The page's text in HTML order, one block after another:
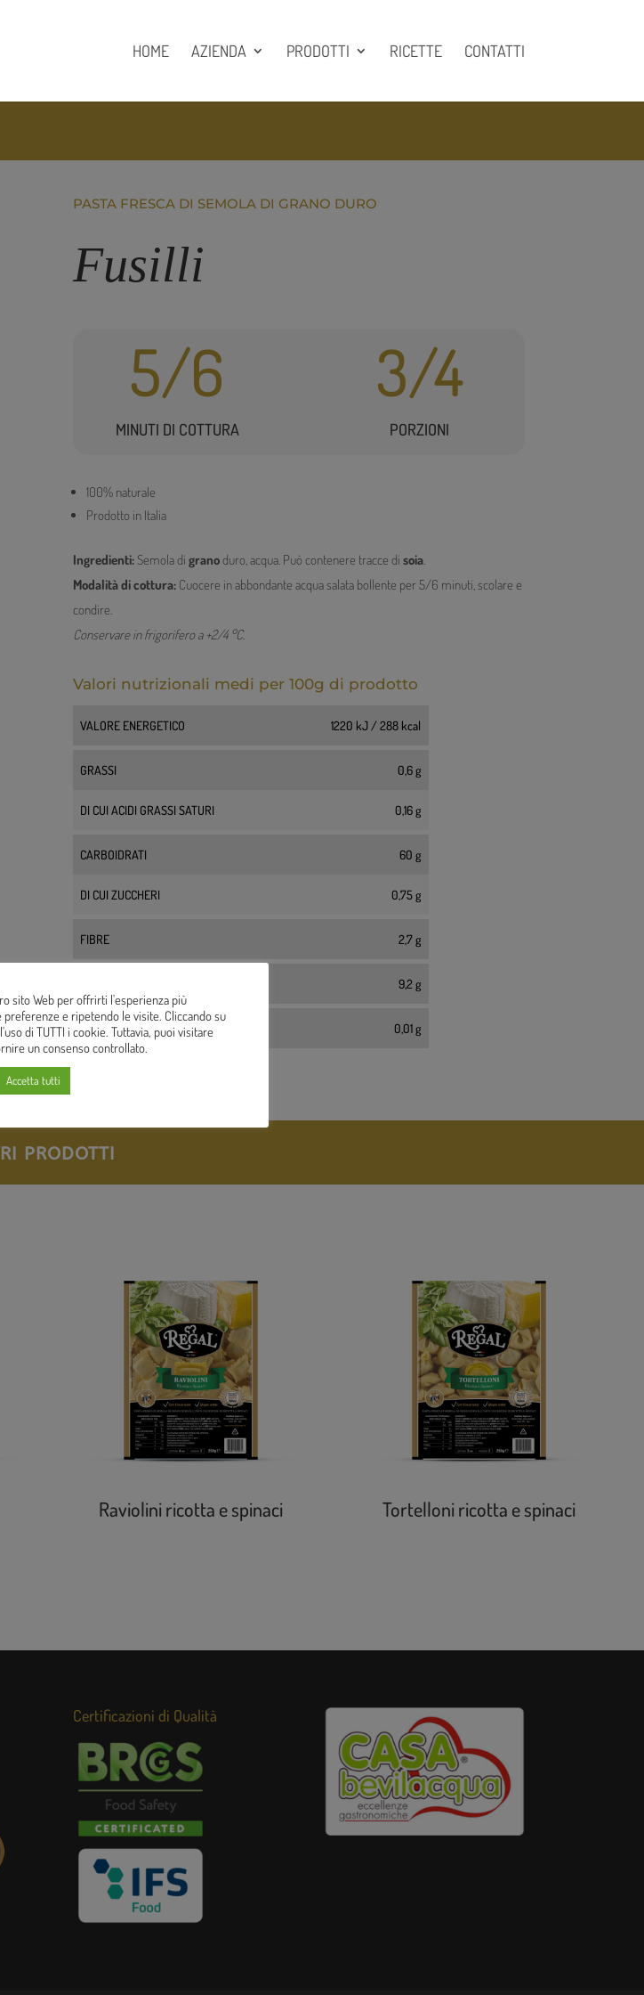
HOME AZIENDA PRODOTTI RICETTE CONTATTI
PASTA FRESCA DI SEMOLA DI GRANO DURO
Fusilli
5/6
MINUTI DI COTTURA
3/4
PORZIONI
100% naturale
Prodotto in Italia
Ingredienti:Semola di granoduro, acqua. Può contenere tracce di soia.
Modalità di cottura:Cuocere in abbondante acqua salata bollente per 5/6 minuti, scolare e
condire.
Conservare in frigorifero a +2/4 °C.
Valori nutrizionali medi per 100g di prodotto
VALORE ENERGETICO 1220 kJ / 288 kcal
GRASSI 0,6 g
DI CUI ACIDI GRASSI SATURI 0,16 g
CARBOIDRATI 60 g
DI CUI ZUCCHERI 0,75 g
FIBRE 2,7 g
9,2 g
SALE 0,01 g
PRODOTTI
Raviolini ricotta e spinaci Tortelloni ricotta e spinaci
Certificazioni di Qualità
sito Web per offrirti l'esperienza più
e ripetendo le visite. Cliccando su
di TUTTI i cookie. Tuttavia, puoi visitare
un consenso controllato.
Accetta tutti